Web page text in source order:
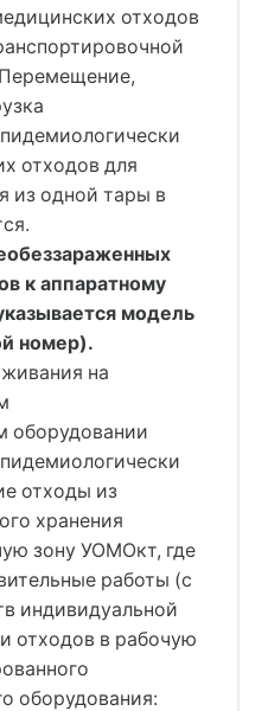
отходов
отходов для
из одной тары в
к аппаратному
модель
номер).
на
оборудовании
отходы из
хранения
зону УОМОкт, где
работы (с
индивидуальной
отходов в рабочую
оборудования: